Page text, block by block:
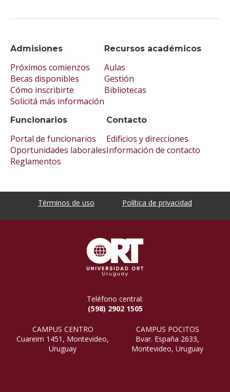
Admisiones
Próximos comienzos
Becas disponibles
Cómo inscribirte
Solicitá más información
Recursos académicos
Aulas
Gestión
Bibliotecas
Funcionarios
Portal de funcionarios
Oportunidades laborales
Reglamentos
Contacto
Edificios y direcciones
Información de contacto
Términos de uso Política de privacidad
Teléfono central:
(598) 2902 1505
CAMPUS CENTRO
Cuareim 1451, Montevideo,
Uruguay
CAMPUS POCITOS
Bvar. España 2633,
Montevideo, Uruguay